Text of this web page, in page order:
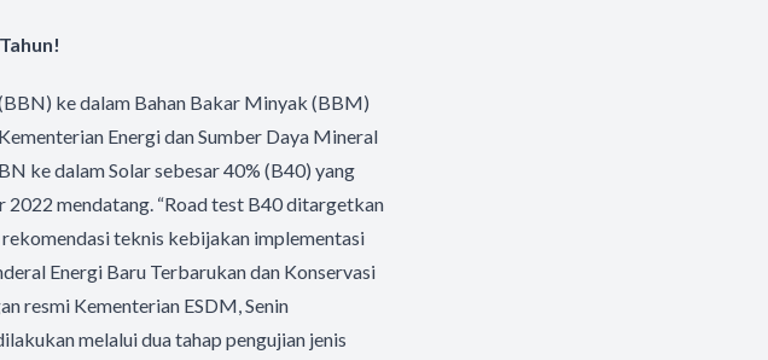
ke dalam Bahan Bakar Minyak (BBM)
Energi dan Sumber Daya Mineral
ke dalam Solar sebesar 40% (B40) yang
2022 mendatang. “Road test B40 ditargetkan
teknis kebijakan implementasi
Energi Baru Terbarukan dan Konservasi
resmi Kementerian ESDM, Senin
melalui dua tahap pengujian jenis